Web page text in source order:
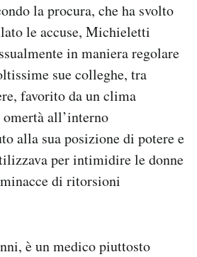
la procura, che ha svolto
le accuse, Michieletti
in maniera regolare
sue colleghe, tra
favorito da un clima
omertà all’interno
alla sua posizione di potere e
per intimidire le donne
di ritorsioni
è un medico piuttosto